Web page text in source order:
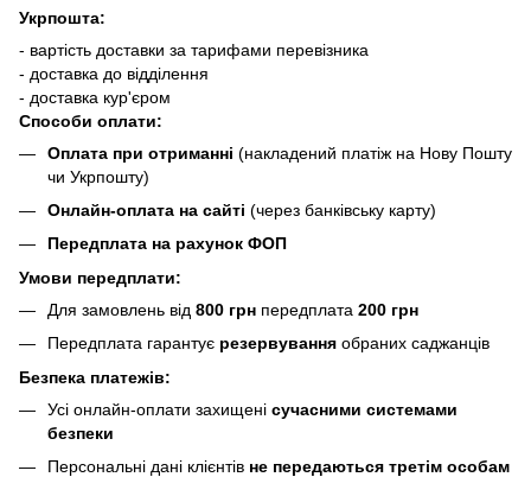
Укрпошта:
- вартість доставки за тарифами перевізника
- доставка до відділення
- доставка кур'єром
Способи оплати:
Оплата при отриманні (накладений платіж на Нову Пошту
чи Укрпошту)
Онлайн-оплата на сайті (через банківську карту)
Передплата на рахунок ФОП
Умови передплати:
Для замовлень від 800 грн передплата 200 грн
Передплата гарантує резервування обраних саджанців
Безпека платежів:
Усі онлайн-оплати захищені сучасними системами
безпеки
Персональні дані клієнтів не передаються третім особам